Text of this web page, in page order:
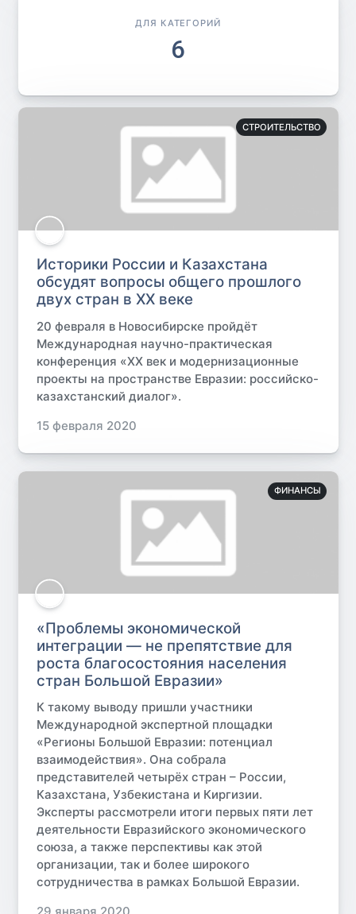
ДЛЯ КАТЕГОРИЙ
6
СТРОИТЕЛЬСТВО
Историки России и Казахстана
обсудят вопросы общего прошлого
двух стран в ХХ веке
20 февраля в Новосибирске пройдёт
Международная научно-практическая
конференция «ХХ век и модернизационные
проекты на пространстве Евразии: российско-
казахстанский диалог».
15 февраля 2020
ФИНАНСЫ
«Проблемы экономической
интеграции — не препятствие для
роста благосостояния населения
стран Большой Евразии»
К такому выводу пришли участники
Международной экспертной площадки
«Регионы Большой Евразии: потенциал
взаимодействия». Она собрала
представителей четырёх стран – России,
Казахстана, Узбекистана и Киргизии.
Эксперты рассмотрели итоги первых пяти лет
деятельности Евразийского экономического
союза, а также перспективы как этой
организации, так и более широкого
сотрудничества в рамках Большой Евразии.